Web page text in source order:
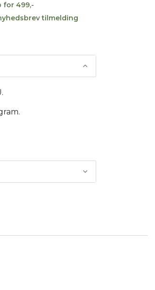
for 499,-
tilmelding